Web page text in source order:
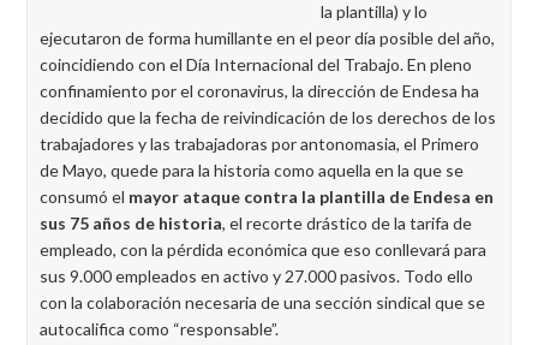
la plantilla) y lo
ejecutaron de forma humillante en el peor día posible del año,
coincidiendo con el Día Internacional del Trabajo. En pleno
confinamiento por el coronavirus, la dirección de Endesa ha
decidido que la fecha de reivindicación de los derechos de los
trabajadores y las trabajadoras por antonomasia, el Primero
de Mayo, quede para la historia como aquella en la que se
consumó el mayor ataque contra la plantilla de Endesa en
sus 75 años de historia, el recorte drástico de la tarifa de
empleado, con la pérdida económica que eso conllevará para
sus 9.000 empleados en activo y 27.000 pasivos. Todo ello
con la colaboración necesaria de una sección sindical que se
autocalifica como “responsable”.